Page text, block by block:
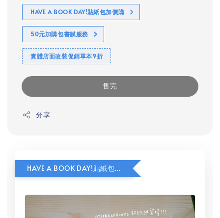
HAVE A BOOK DAY!貼紙包加價購
50元加購包書膜服務
實體店面改裝促銷單本9折
售完
分享
HAVE A BOOK DAY!貼紙包加價購